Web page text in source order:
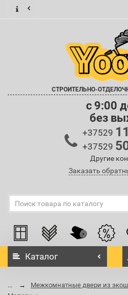
СТРОИТЕЛЬНО-
c 9:00
без
+37529
+37529
Другие
Заказать
Каталог
... Межкомнатные двери из